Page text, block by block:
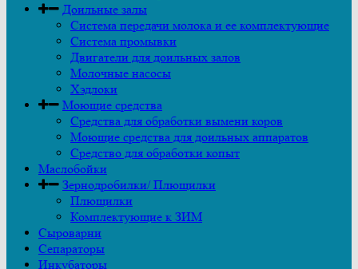
Доильные залы
Система передачи молока и ее комплектующие
Система промывки
Двигатели для доильных залов
Молочные насосы
Хэдлоки
Моющие средства
Средства для обработки вымени коров
Моющие средства для доильных аппаратов
Средство для обработки копыт
Маслобойки
Зернодробилки/ Плющилки
Плющилки
Комплектующие к ЗИМ
Сыроварни
Сепараторы
Инкубаторы